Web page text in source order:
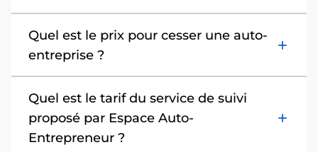
Quel est le prix pour cesser une auto-
entreprise ?
add
Quel est le tarif du service de suivi
proposé par Espace Auto-
Entrepreneur ?
add